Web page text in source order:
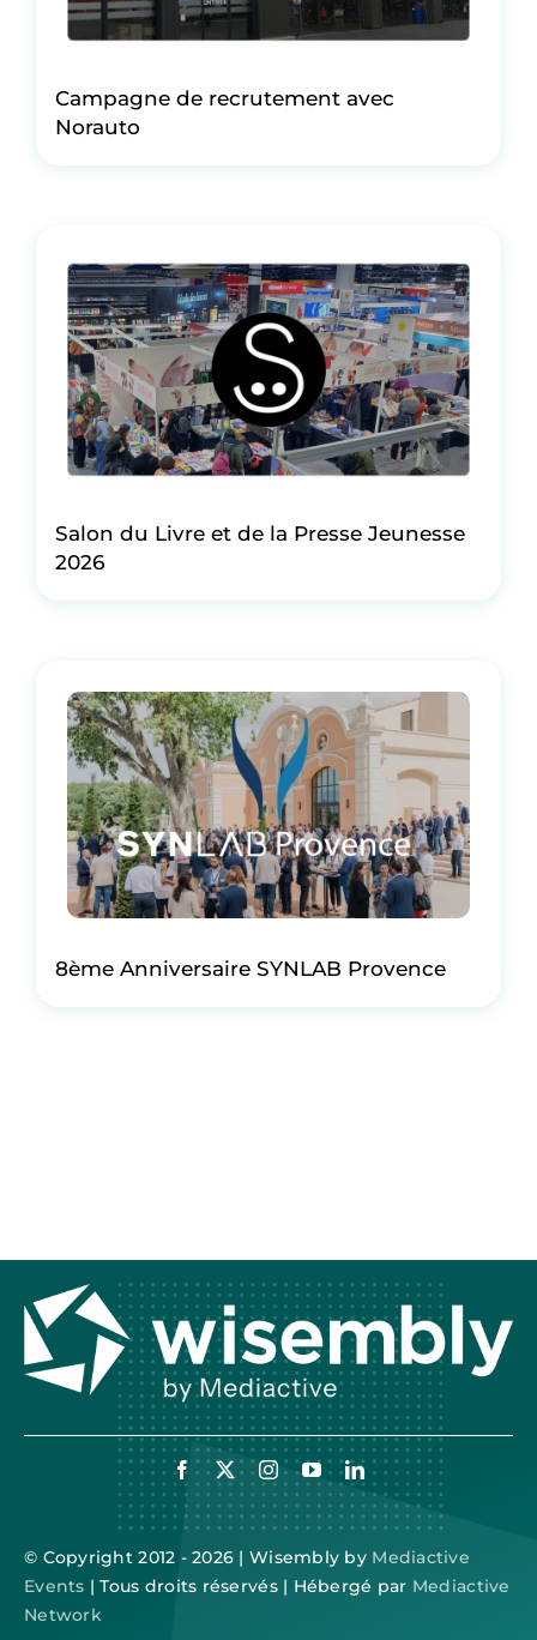
Campagne de recrutement avec
Norauto
Salon du Livre et de la Presse Jeunesse
2026
8ème Anniversaire SYNLAB Provence
© Copyright 2012 - 2026 | Wisembly by Mediactive
Events | Tous droits réservés | Hébergé par Mediactive
Network